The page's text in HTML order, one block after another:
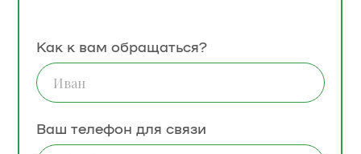
Как к вам обращаться?
Ваш телефон для связи